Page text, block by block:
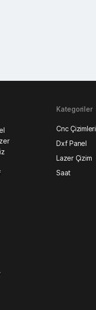
Kategoriler
Cnc Çizimleri
Dxf Panel
Lazer Çizim
Saat